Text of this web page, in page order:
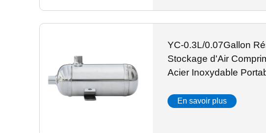
YC-0.3L/0.07Gallon
Stockage d'Air
Acier Inoxydable
En savoir plus